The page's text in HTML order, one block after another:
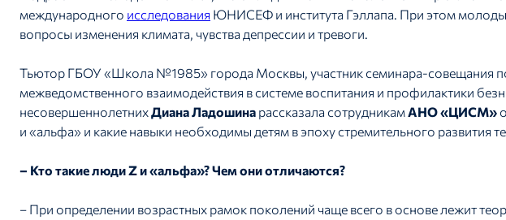
международного исследования ЮНИСЕФ и института Гэллапа. При этом
вопросы изменения климата, чувства депрессии и тревоги.
Тьютор ГБОУ «Школа №1985» города Москвы, участник семинара-совещания
межведомственного взаимодействия в системе воспитания и профилактики
несовершеннолетнихДиана Ладошина рассказала сотрудникамАНО «ЦИСМ»
и «альфа» и какие навыки необходимы детям в эпоху стремительного развития
– Кто такие люди Z и «альфа»? Чем они отличаются?
– При определении возрастных рамок поколений чаще всего в основе лежит